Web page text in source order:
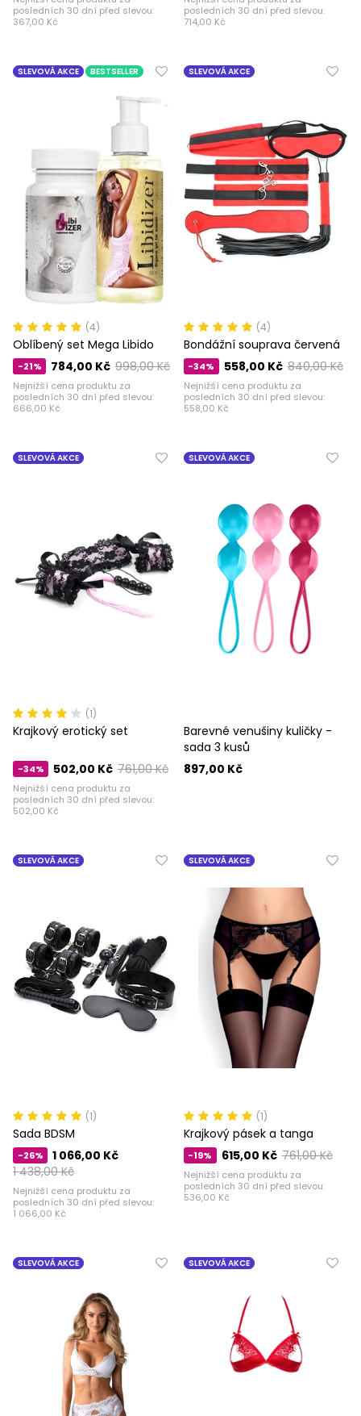
posledních 30 dní před slevou:
367,00 Kč
posledních 30 dní před slevou:
714,00 Kč
SLEVOVÁ AKCE BESTSELLER
(4)
Oblíbený set Mega Libido
-21% 998,00 Kč
784,00 Kč
Nejnižší cena produktu za
posledních 30 dní před slevou:
666,00 Kč
SLEVOVÁ AKCE
(4)
Bondážní souprava červená
-34% 840,00 Kč
558,00 Kč
Nejnižší cena produktu za
posledních 30 dní před slevou:
558,00 Kč
SLEVOVÁ AKCE
(1)
Krajkový erotický set
-34% 761,00 Kč
502,00 Kč
Nejnižší cena produktu za
posledních 30 dní před slevou:
502,00 Kč
SLEVOVÁ AKCE
Barevné venušiny kuličky -
sada 3 kusů
897,00 Kč
SLEVOVÁ AKCE
(1)
Sada BDSM
-26%
1 438,00 Kč
1 066,00 Kč
Nejnižší cena produktu za
posledních 30 dní před slevou:
1 066,00 Kč
SLEVOVÁ AKCE
(1)
Krajkový pásek a tanga
-19% 761,00 Kč
615,00 Kč
Nejnižší cena produktu za
posledních 30 dní před slevou:
536,00 Kč
SLEVOVÁ AKCE SLEVOVÁ AKCE